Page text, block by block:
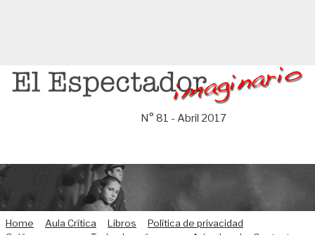
Saltar
N° 81 - Abril 2017
Home Aula Crítica Libros
Política de privacidad